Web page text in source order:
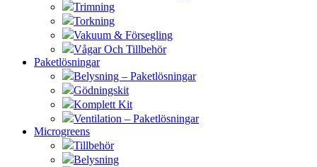
Trimning
Torkning
Vakuum & Försegling
Vågar Och Tillbehör
Paketlösningar
Belysning – Paketlösningar
Gödningskit
Komplett Kit
Ventilation – Paketlösningar
Microgreens
Tillbehör
Belysning